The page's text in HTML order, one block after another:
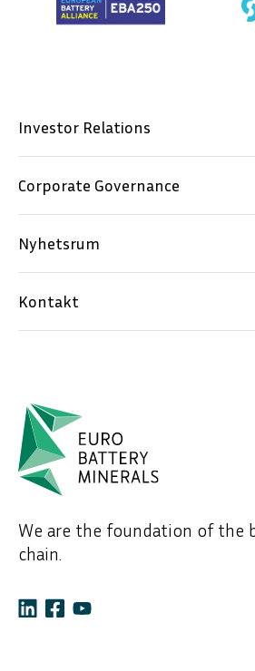
Investor Relations
Corporate Governance
Nyhetsrum
Kontakt
We are the foundation of the
chain.